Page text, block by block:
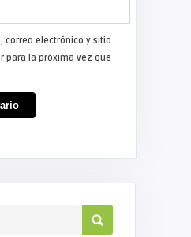
correo electrónico y sitio
para la próxima vez que